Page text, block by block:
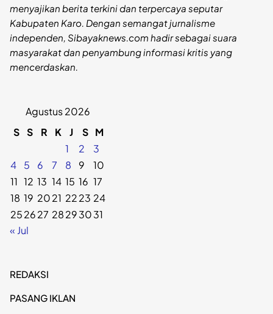
menyajikan berita terkini dan terpercaya seputar
Kabupaten Karo. Dengan semangat jurnalisme
independen, Sibayaknews.com hadir sebagai suara
masyarakat dan penyambung informasi kritis yang
mencerdaskan.
Agustus 2026
S S R K J S M
1
2
3
4
5 6 7 8 9
10
11 12 13 14 15 16 17
18 19 2021 2223 24
252627 28293031
« Jul
REDAKSI
PASANG IKLAN